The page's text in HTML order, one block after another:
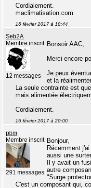
Cordialement.
maclimatisation.com
16 février 2017 à 18:44
Seb2A
Membre inscrit
12 messages
Bonsoir AAC,
Merci encore
Je peux
et la
La seule contrainte est
mais alimentée
Cordialement.
16 février 2017 à 20:00
pbm
Membre inscrit
291 messages
Bonjour,
Récemment
aussi une
Il y avait un
autre
"Surge
C'est un composant qui,